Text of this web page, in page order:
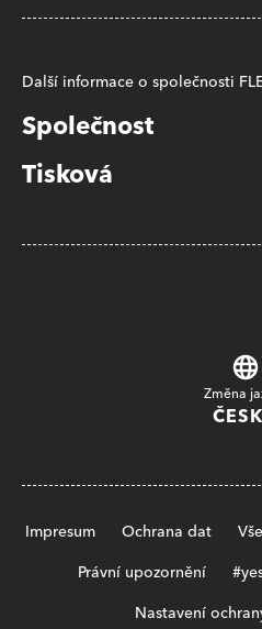
Další informace o společnosti
Společnost
Tisková
Změna
Impresum Ochrana dat
Právní upozornění
Nastavení